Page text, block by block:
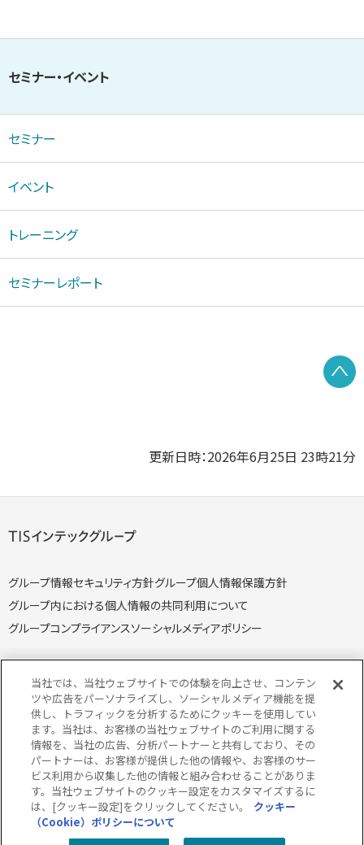
セミナー・イベント
セミナー
イベント
トレーニング
セミナーレポート
更新日時：2026年6月25日 23時21分
グループ情報セキュリティ方針グループ個人情報保護方針
グループ内における個人情報の共同利用について
グループコンプライアンスソーシャルメディアポリシー
個人情報保護方針個人情報の取り扱いについて
クッキー（Cookie）ポリシー情報セキュリティ方針
特定個人情報取り扱い方針特定個人情報の取り扱いについて
当サイトのご利用にあたってサイトマップ
当社では、当社ウェブサイトでの体験を向上させ、コンテン
ツや広告をパーソナライズし、ソーシャルメディア機能を提
供し、トラフィックを分析するためにクッキーを使用してい
ます。当社は、お客様の当社ウェブサイトのご利用に関する
情報を、当社の広告、分析パートナーと共有しており、その
パートナーは、お客様が提供した他の情報や、お客様のサー
ビス利用から収集した他の情報と組み合わせることがありま
す。当社ウェブサイトのクッキー設定をカスタマイズするに
は、[クッキー設定]をクリックしてください。
クッキー
（Cookie）ポリシーについて